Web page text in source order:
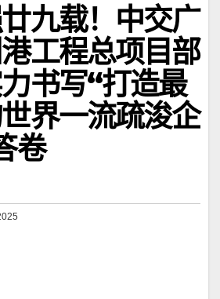
九载！中交广
工程总项目部
书写“打造最
界一流疏浚企
卷